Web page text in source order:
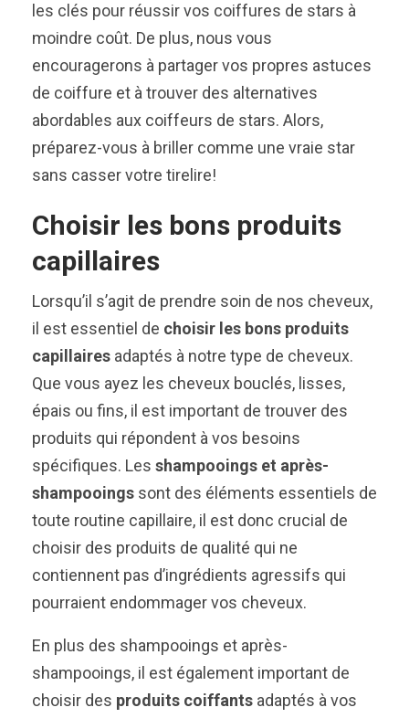
les clés pour réussir vos coiffures de stars à
moindre coût. De plus, nous vous
encouragerons à partager vos propres astuces
de coiffure et à trouver des alternatives
abordables aux coiffeurs de stars. Alors,
préparez-vous à briller comme une vraie star
sans casser votre tirelire!
Choisir les bons produits
capillaires
Lorsqu’il s’agit de prendre soin de nos cheveux,
il est essentiel de choisir les bons produits
capillaires adaptés à notre type de cheveux.
Que vous ayez les cheveux bouclés, lisses,
épais ou fins, il est important de trouver des
produits qui répondent à vos besoins
spécifiques. Les shampooings et après-
shampooings sont des éléments essentiels de
toute routine capillaire, il est donc crucial de
choisir des produits de qualité qui ne
contiennent pas d’ingrédients agressifs qui
pourraient endommager vos cheveux.
En plus des shampooings et après-
shampooings, il est également important de
choisir des produits coiffants adaptés à vos